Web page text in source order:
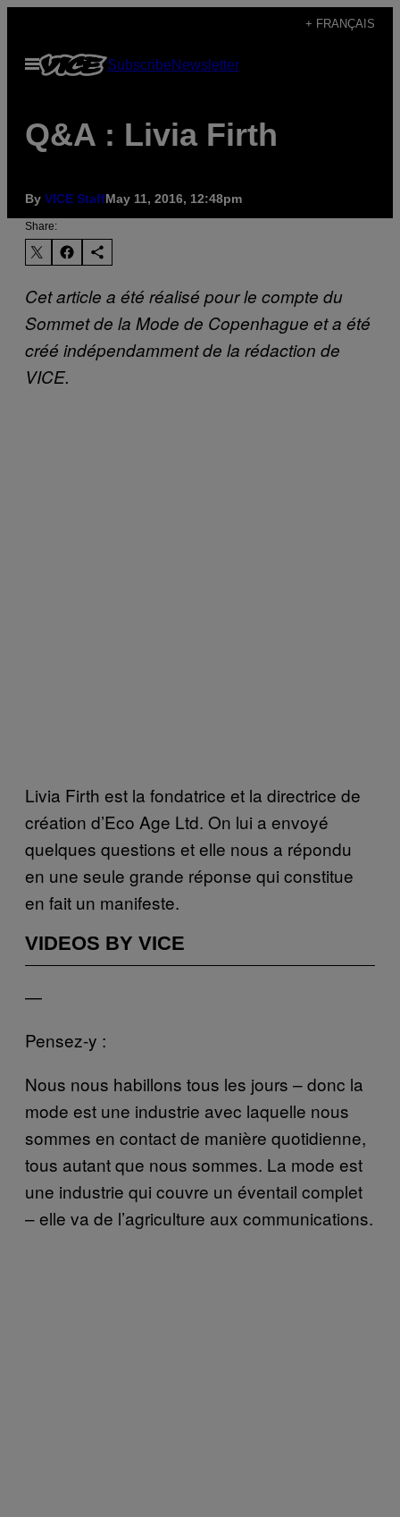
content
+ FRANÇAIS
Open
Menu
SubscribeNewsletter
Q&A : Livia Firth
By VICE StaffMay 11, 2016, 12:48pm
Share:
Cet article a été réalisé pour le compte du
Sommet de la Mode de Copenhague et a été
créé indépendamment de la rédaction de
VICE.
Livia Firth est la fondatrice et la directrice de
création d’Eco Age Ltd. On lui a envoyé
quelques questions et elle nous a répondu
en une seule grande réponse qui constitue
en fait un manifeste.
VIDEOS BY VICE
—
Pensez-y :
Nous nous habillons tous les jours – donc la
mode est une industrie avec laquelle nous
sommes en contact de manière quotidienne,
tous autant que nous sommes. La mode est
une industrie qui couvre un éventail complet
– elle va de l’agriculture aux communications.